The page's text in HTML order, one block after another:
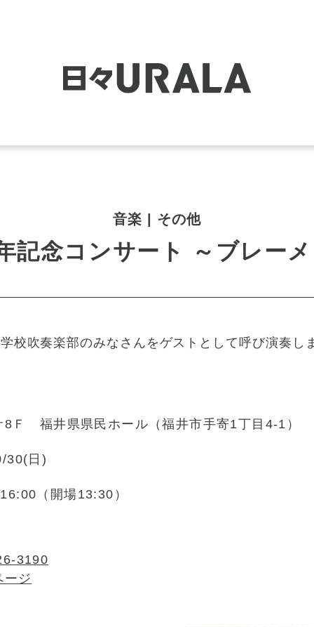
音楽 | その他
記念コンサート ～ブレー
校吹奏楽部のみなさんをゲストとして呼び演奏し
8Ｆ 福井県県民ホール（福井市手寄1丁目4-1）
30(日)
（開場13:30）
3190
ージ